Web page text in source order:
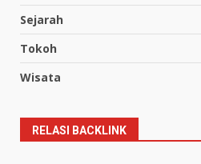
Sejarah
Tokoh
Wisata
RELASI BACKLINK